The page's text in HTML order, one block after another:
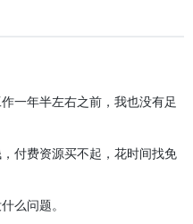
一年半左右之前，我也没有足
付费资源买不起，花时间找免
么问题。